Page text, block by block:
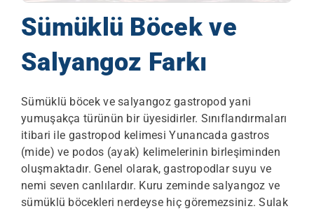
Sümüklü Böcek ve
Salyangoz Farkı
Sümüklü böcek ve salyangoz gastropod yani
yumuşakça türünün bir üyesidirler. Sınıflandırmaları
itibari ile gastropod kelimesi Yunancada gastros
(mide) ve podos (ayak) kelimelerinin birleşiminden
oluşmaktadır. Genel olarak, gastropodlar suyu ve
nemi seven canlılardır. Kuru zeminde salyangoz ve
sümüklü böcekleri nerdeyse hiç göremezsiniz. Sulak